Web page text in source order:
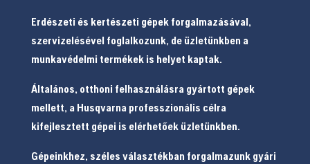
Erdészeti és kertészeti gépek forgalmazásával,
szervizelésével foglalkozunk, de üzletünkben a
munkavédelmi termékek is helyet kaptak.
Általános, otthoni felhasználásra gyártott gépek
mellett, a Husqvarna professzionális célra
kifejlesztett gépei is elérhetőek üzletünkben.
Gépeinkhez, széles választékban forgalmazunk gyári